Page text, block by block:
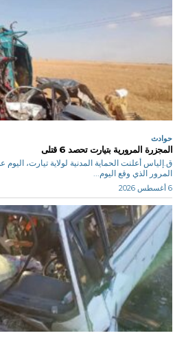
حوادث
المجزرة المرورية بتيارت تحصد 6 قتلى
ق.إلياس أعلنت الحماية المدنية لولاية تيارت،
المرور الذي وقع اليوم...
6 أغسطس 2026